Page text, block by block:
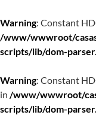
Warning: Constant
/www/wwwroot/
scripts/lib/dom-
Warning: Constant
in /www/wwwroot/
scripts/lib/dom-